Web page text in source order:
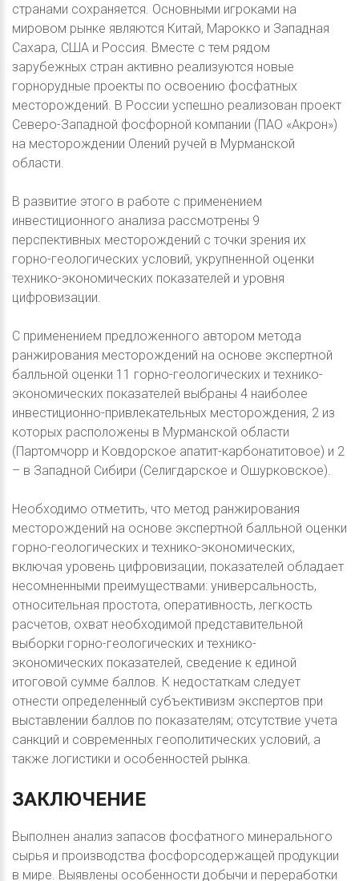
странами сохраняется. Основными игроками на
мировом рынке являются Китай, Марокко и Западная
Сахара, США и Россия. Вместе с тем рядом
зарубежных стран активно реализуются новые
горнорудные проекты по освоению фосфатных
месторождений. В России успешно реализован проект
Северо-Западной фосфорной компании (ПАО «Акрон»)
на месторождении Олений ручей в Мурманской
области.
В развитие этого в работе с применением
инвестиционного анализа рассмотрены 9
перспективных месторождений с точки зрения их
горно-геологических условий, укрупненной оценки
технико-экономических показателей и уровня
цифровизации.
С применением предложенного автором метода
ранжирования месторождений на основе экспертной
балльной оценки 11 горно-геологических и технико-
экономических показателей выбраны 4 наиболее
инвестиционно-привлекательных месторождения, 2 из
которых расположены в Мурманской области
(Партомчорр и Ковдорское апатит-карбонатитовое) и 2
– в Западной Сибири (Селигдарское и Ошурковское).
Необходимо отметить, что метод ранжирования
месторождений на основе экспертной балльной оценки
горно-геологических и технико-экономических,
включая уровень цифровизации, показателей обладает
несомненными преимуществами: универсальность,
относительная простота, оперативность, легкость
расчетов, охват необходимой представительной
выборки горно-геологических и технико-
экономических показателей, сведение к единой
итоговой сумме баллов. К недостаткам следует
отнести определенный субъективизм экспертов при
выставлении баллов по показателям; отсутствие учета
санкций и современных геополитических условий, а
также логистики и особенностей рынка.
ЗАКЛЮЧЕНИЕ
Выполнен анализ запасов фосфатного минерального
сырья и производства фосфорсодержащей продукции
в мире. Выявлены особенности добычи и переработки